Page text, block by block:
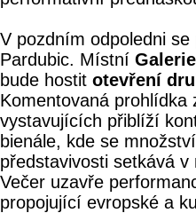
V pozdním odpoledni
Pardubic. Místní
bude hostit otevření
Komentovaná prohlídka
vystavujících přiblíží
bienále, kde se
představivosti setkává
Večer uzavře
propojující evropské a